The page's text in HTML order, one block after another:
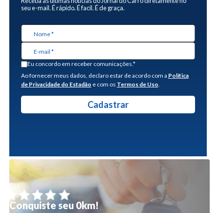
seu e-mail. É rápido. É facil. É de graça.
Eu concordo em receber comunicações.*
Ao fornecer meus dados, declaro estar de acordo com a Política
de Privacidade do Estadão e com os Termos de Uso.
Conquiste seu 0km!